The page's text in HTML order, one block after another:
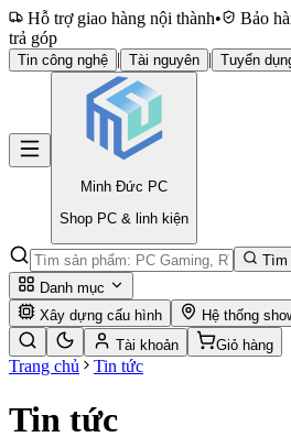
Hỗ trợ giao hàng nội thành• Bảo
trả góp
Tin công nghệ | Tài nguyên | Tuyển
Minh Đức PC
Shop PC & linh kiện
Tìm
Danh mục
Xây dựng cấu hình
Hệ thống
Tài khoản
Giỏ hàng
Trang chủ Tin tức
Tin tức